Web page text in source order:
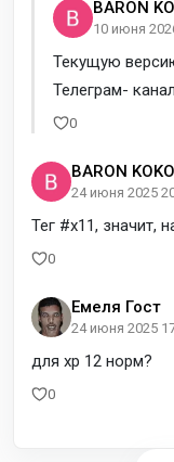
BARON
10 июня
Текущую
Телеграм-
0
BARON
24 июня 2025
Тег #x11, значит,
0
Емеля Гост
24 июня 2025
для xp 12 норм?
0